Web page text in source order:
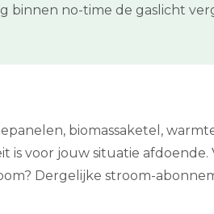
binnen no-time de gaslicht
biomassaketel,
voor jouw situatie afdoende.
Dergelijke stroom-